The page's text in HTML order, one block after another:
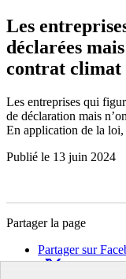
Les
déclarées
contrat climat
Les entreprises qui
de déclaration mais
En application de la loi,
Publié le 13 juin 2024
Partager la page
Partager sur